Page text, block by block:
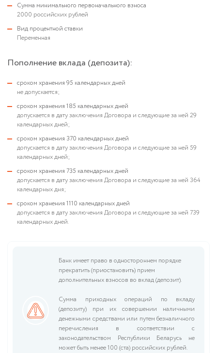
Сумма минимального первоначального взноса
2000 российских рублей
Вид процентной ставки
Переменная
Пополнение вклада (депозита):
сроком хранения 95 календарных дней
не допускается;
сроком хранения 185 календарных дней
допускается в дату заключения Договора и следующие за ней 29
календарных дней;
сроком хранения 370 календарных дней
допускается в дату заключения Договора и следующие за ней 59
календарных дней;
сроком хранения 735 календарных дней
допускается в дату заключения Договора и следующие за ней 364
календарных дня;
сроком хранения 1110 календарных дней
допускается в дату заключения Договора и следующие за ней 739
календарных дней.
Банк имеет право в одностороннем порядке
прекратить (приостановить) прием
дополнительных взносов во вклад (депозит).
Сумма приходных операций по вкладу
(депозиту) при их совершении наличными
денежными средствами или путем безналичного
перечисления в соответствии с
законодательством Республики Беларусь не
может быть менее 100 (ста) российских рублей.